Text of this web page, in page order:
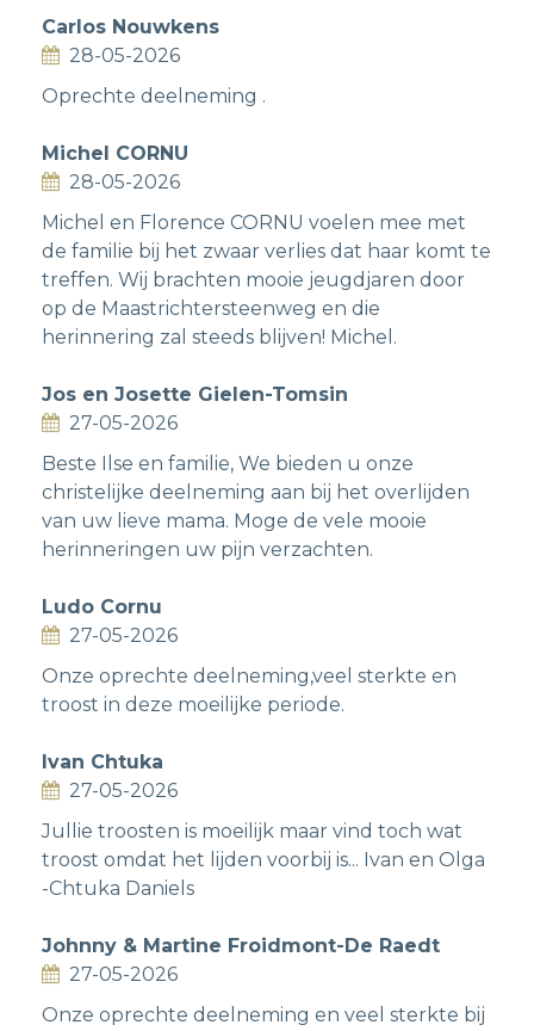
Carlos Nouwkens
28-05-2026
Oprechte deelneming .
Michel CORNU
28-05-2026
Michel en Florence CORNU voelen mee met
de familie bij het zwaar verlies dat haar komt te
treffen. Wij brachten mooie jeugdjaren door
op de Maastrichtersteenweg en die
herinnering zal steeds blijven! Michel.
Jos en Josette Gielen-Tomsin
27-05-2026
Beste Ilse en familie, We bieden u onze
christelijke deelneming aan bij het overlijden
van uw lieve mama. Moge de vele mooie
herinneringen uw pijn verzachten.
Ludo Cornu
27-05-2026
Onze oprechte deelneming,veel sterkte en
troost in deze moeilijke periode.
Ivan Chtuka
27-05-2026
Jullie troosten is moeilijk maar vind toch wat
troost omdat het lijden voorbij is... Ivan en Olga
-Chtuka Daniels
Johnny & Martine Froidmont-De Raedt
27-05-2026
Onze oprechte deelneming en veel sterkte bij